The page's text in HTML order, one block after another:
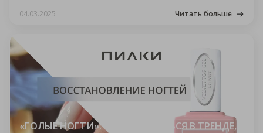
04.03.2025
Читать больше
«ГОЛЫЕ НОГТИ»: КАК ОСТАВАТЬСЯ В ТРЕНДЕ,